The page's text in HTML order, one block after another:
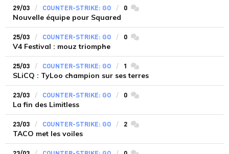
29/03 COUNTER-STRIKE: GO 0 commentaires
Nouvelle équipe pour Squared
25/03 COUNTER-STRIKE: GO 0 commentaires
V4 Festival : mouz triomphe
25/03 COUNTER-STRIKE: GO 1 commentaires
SLiCQ : TyLoo champion sur ses terres
23/03 COUNTER-STRIKE: GO 0 commentaires
La fin des Limitless
23/03 COUNTER-STRIKE: GO 2 commentaires
TACO met les voiles